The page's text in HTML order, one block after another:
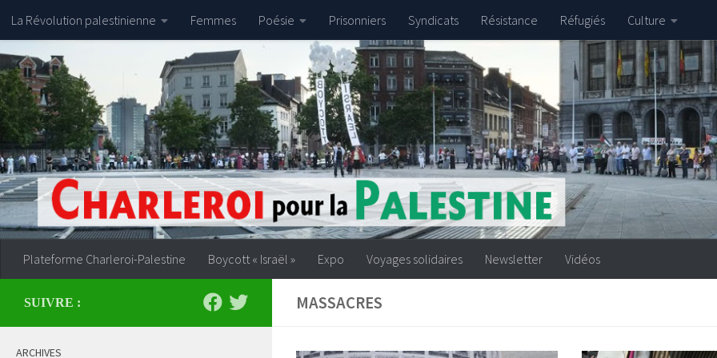
Skip to content
La Révolution palestinienne Femmes Poésie Prisonniers Syndicats Résistance Réfugiés Culture
Plateforme Charleroi-Palestine Boycott « Israël » Expo Voyages solidaires Newsletter Vidéos
MASSACRES
SUIVRE :
ARCHIVES